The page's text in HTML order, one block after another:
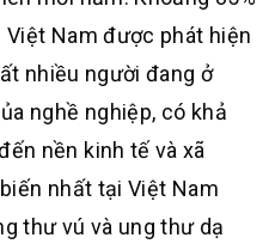
Nam được phát hiện
nhiều người đang ở
nghề nghiệp, có khả
nền kinh tế và xã
nhất tại Việt Nam
thư vú và ung thư dạ